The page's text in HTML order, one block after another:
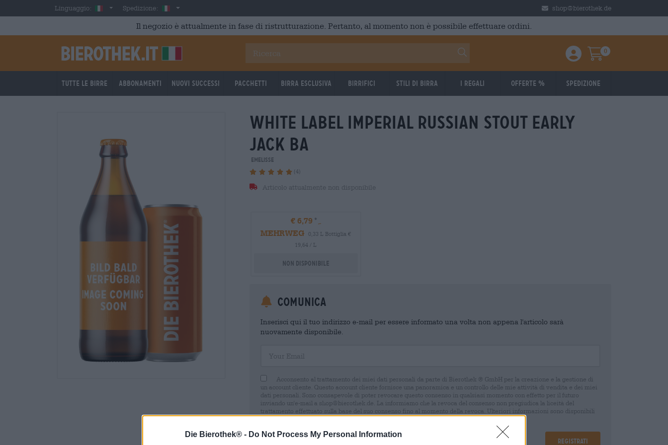
Die Bierothek® - Do Not Process My Personal Information
Skip to main contentLinguaggio: ItalianSpedizione: Italia shop@bierothek.de
Il negozio è attualmente in fase di ristrutturazione. Pertanto, al momento non è possibile effettuare ordini.
Einloggen / Anmelden
Warenkorb
0
Tutte le birre Abbonamenti Nuovi successi Pacchetti Birra Esclusiva Birrifici Stili di birra I regali Offerte % Spedizione
white label imperial russian stout early
jack ba
emelisse
(4)
Articolo attualmente non disponibile
€ 6,79
MEHRWEG
0,33 L Bottiglia €
19,64 / L
Non disponibile
Comunica
Inserisci qui il tuo indirizzo e-mail per essere informato una volta non appena l'articolo sarà
nuovamente disponibile.
Acconsento al trattamento dei miei dati personali da parte di Bierothek ® GmbH per la creazione e la gestione di
un account cliente. Questo account cliente fornisce una panoramica e un controllo delle mie attività di vendita e dei miei
dati personali. Sono consapevole di poter revocare questo consenso in qualsiasi momento con effetto per il futuro
inviando un'e-mail a shop@bierothek.de. La informiamo che la revoca del consenso non pregiudica la liceità del
trattamento effettuato sulla base del suo consenso fino al momento della revoca. Ulteriori informazioni sono disponibili
nel nostrodichiarazione sulla protezione dei dati
Registrati